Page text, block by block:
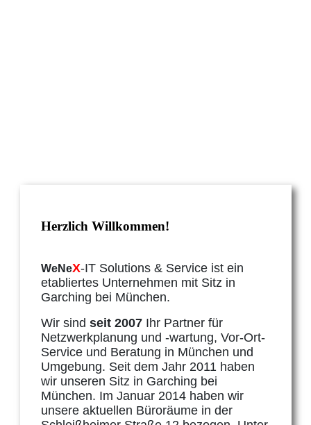
Herzlich Willkommen!
WeNeX-IT Solutions & Service ist ein
etabliertes Unternehmen mit Sitz in
Garching bei München.
Wir sind seit 2007 Ihr Partner für
Netzwerkplanung und -wartung, Vor-Ort-
Service und Beratung in München und
Umgebung. Seit dem Jahr 2011 haben
wir unseren Sitz in Garching bei
München. Im Januar 2014 haben wir
unsere aktuellen Büroräume in der